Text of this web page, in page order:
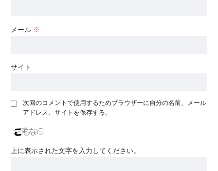
メール ※
サイト
次回のコメントで使用するためブラウザーに自分の名前、メール
アドレス、サイトを保存する。
上に表示された文字を入力してください。